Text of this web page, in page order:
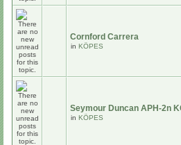
Cornford Carrera
in KÖPES
Seymour Duncan APH-2n
in KÖPES